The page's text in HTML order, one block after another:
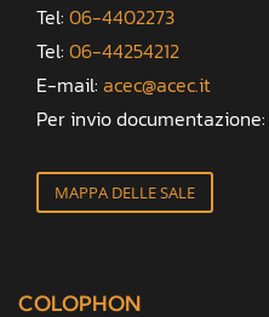
Tel: 06-4402273
Tel: 06-44254212
E-mail: acec@acec.it
Per invio documentazione:
MAPPA DELLE SALE
COLOPHON